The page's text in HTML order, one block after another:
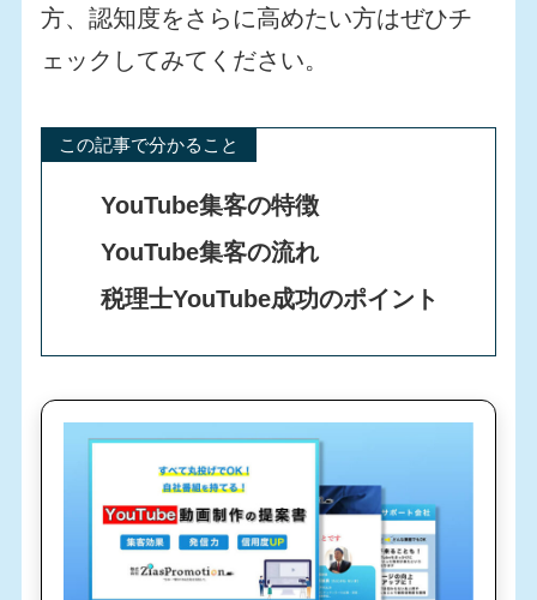
方、認知度をさらに高めたい方はぜひチ
ェックしてみてください。
この記事で分かること
YouTube集客の特徴
YouTube集客の流れ
税理士YouTube成功のポイント